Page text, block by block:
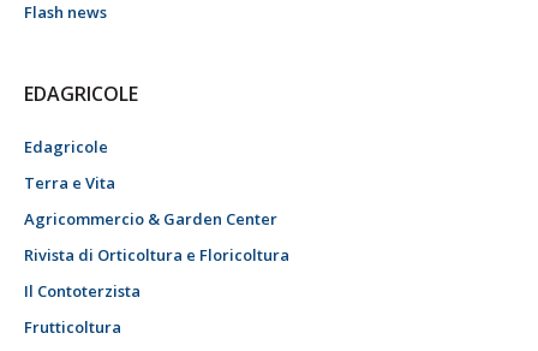
Flash news
EDAGRICOLE
Edagricole
Terra e Vita
Agricommercio & Garden Center
Rivista di Orticoltura e Floricoltura
Il Contoterzista
Frutticoltura